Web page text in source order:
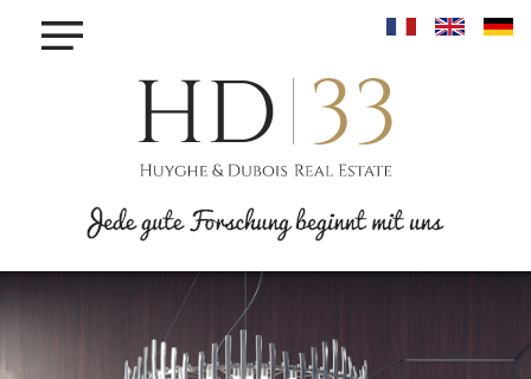
×
INVESTIEREN
PROJET KROUN - MAMER
RESIDENCE IRIS - BETTANGE SUR MESS
PROJET PHOENIX - BONNEVOIE
PROJET VAUBAN LUXEMBOURG-PFAFFENTHALL